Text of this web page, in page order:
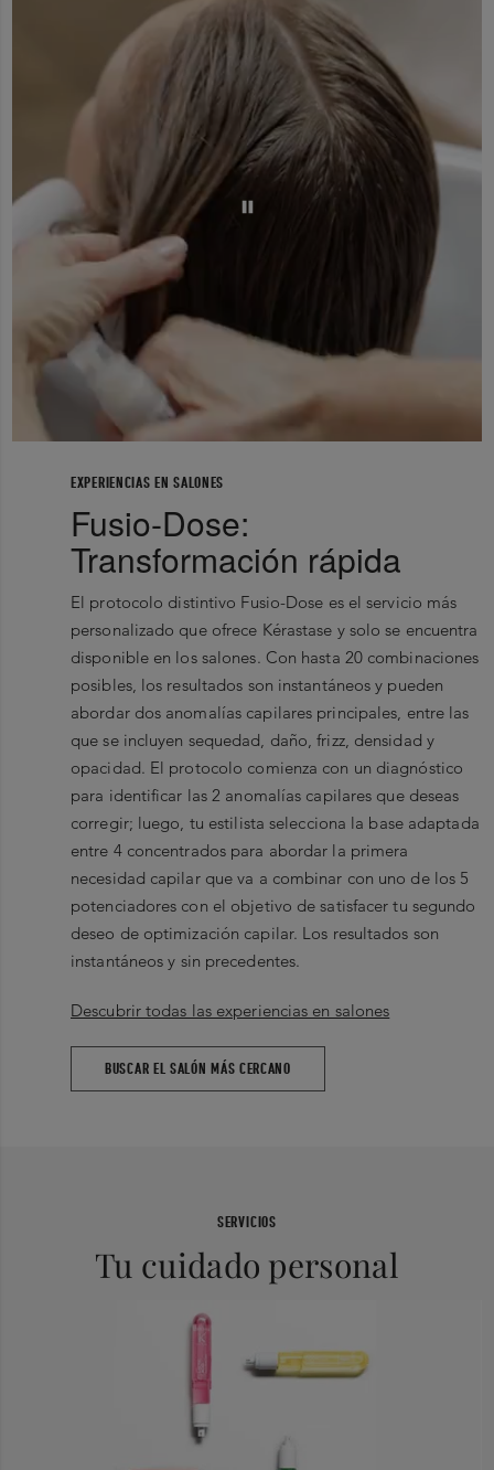
EXPERIENCIAS EN SALONES
Fusio-Dose:
Transformación rápida
El protocolo distintivo Fusio-Dose es el servicio más
personalizado que ofrece Kérastase y solo se encuentra
disponible en los salones. Con hasta 20 combinaciones
posibles, los resultados son instantáneos y pueden
abordar dos anomalías capilares principales, entre las
que se incluyen sequedad, daño, frizz, densidad y
opacidad. El protocolo comienza con un diagnóstico
para identificar las 2 anomalías capilares que deseas
corregir; luego, tu estilista selecciona la base adaptada
entre 4 concentrados para abordar la primera
necesidad capilar que va a combinar con uno de los 5
potenciadores con el objetivo de satisfacer tu segundo
deseo de optimización capilar. Los resultados son
instantáneos y sin precedentes.
Descubrir todas las experiencias en salones
BUSCAR EL SALÓN MÁS CERCANO
SERVICIOS
Tu cuidado personal